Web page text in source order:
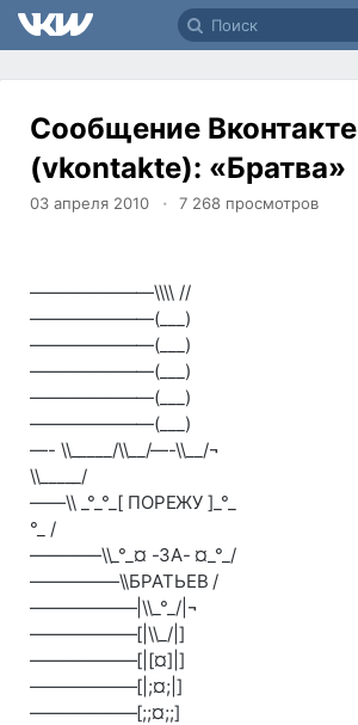
Сообщение Вконтакте
(vkontakte): «Братва»
03 апреля 2010 7 268 просмотров
———————\\\\ //
———————(___)
———————(___)
———————(___)
———————(___)
———————(___)
—- \\_____/\\__/—-\\__/¬
\\_____/
——\\ _°_°_[ ПОРЕЖУ ]_°_
°_ /
————\\_°_¤ -ЗА- ¤_°_/
—————\\БРАТЬЕВ /
——————|\\_°_/|¬
——————[|\\_/|]
——————[|[¤]|]
——————[|;¤;|]
——————[;;¤;;]